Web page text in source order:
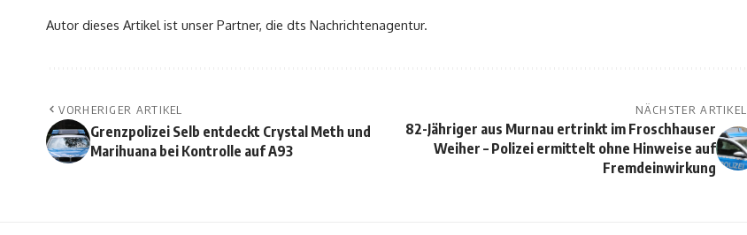
Autor dieses Artikel ist unser Partner, die dts Nachrichtenagentur.
VORHERIGER ARTIKEL
Grenzpolizei Selb entdeckt Crystal Meth und
Marihuana bei Kontrolle auf A93
NÄCHSTER ARTIKEL
82-Jähriger aus Murnau ertrinkt im Froschhauser
Weiher – Polizei ermittelt ohne Hinweise auf
Fremdeinwirkung